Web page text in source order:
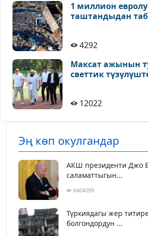
1 миллион
таштандыдан
4292
Максат ажынын
12022
Эң көп окулгандар
АКШ президенти Джо
саламаттыгын...
6464099
Түркиядагы жер
болгондордун ...